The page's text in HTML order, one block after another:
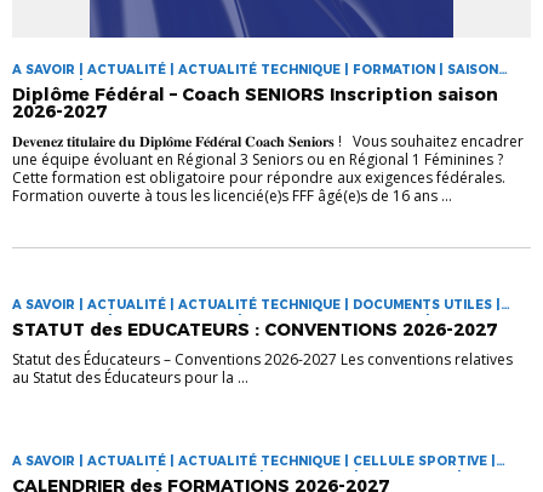
A SAVOIR | ACTUALITÉ | ACTUALITÉ TECHNIQUE | FORMATION | SAISON
2026-2027 | TECHNIQUE
Diplôme Fédéral – Coach SENIORS Inscription saison
2026-2027
𝐃𝐞𝐯𝐞𝐧𝐞𝐳 𝐭𝐢𝐭𝐮𝐥𝐚𝐢𝐫𝐞 𝐝𝐮 𝐃𝐢𝐩𝐥𝐨̂𝐦𝐞 𝐅𝐞́𝐝𝐞́𝐫𝐚𝐥 𝐂𝐨𝐚𝐜𝐡 𝐒𝐞𝐧𝐢𝐨𝐫𝐬 ! Vous souhaitez encadrer
une équipe évoluant en Régional 3 Seniors ou en Régional 1 Féminines ?
Cette formation est obligatoire pour répondre aux exigences fédérales.
Formation ouverte à tous les licencié(e)s FFF âgé(e)s de 16 ans ...
A SAVOIR | ACTUALITÉ | ACTUALITÉ TECHNIQUE | DOCUMENTS UTILES |
EDUCATEURS | SAISON 2026-2027 | STATUT DE L'EDUCATEUR | TECHNIQUE
STATUT des EDUCATEURS : CONVENTIONS 2026-2027
Statut des Éducateurs – Conventions 2026-2027 Les conventions relatives
au Statut des Éducateurs pour la ...
A SAVOIR | ACTUALITÉ | ACTUALITÉ TECHNIQUE | CELLULE SPORTIVE |
DOCUMENTS UTILES | EDUCATEURS | FORMATION | FORMATIONS | LES
CALENDRIER des FORMATIONS 2026-2027